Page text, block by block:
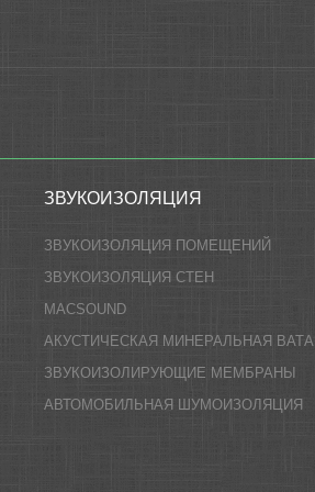
ЗВУКОИЗОЛЯЦИЯ
ЗВУКОИЗОЛЯЦИЯ ПОМЕЩЕНИЙ
ЗВУКОИЗОЛЯЦИЯ СТЕН
MACSOUND
АКУСТИЧЕСКАЯ МИНЕРАЛЬНАЯ ВАТА
ЗВУКОИЗОЛИРУЮЩИЕ МЕМБРАНЫ
АВТОМОБИЛЬНАЯ ШУМОИЗОЛЯЦИЯ